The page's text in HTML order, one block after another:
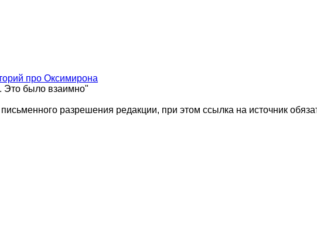
про Оксимирона
Это было взаимно"
разрешения редакции, при этом ссылка на источник